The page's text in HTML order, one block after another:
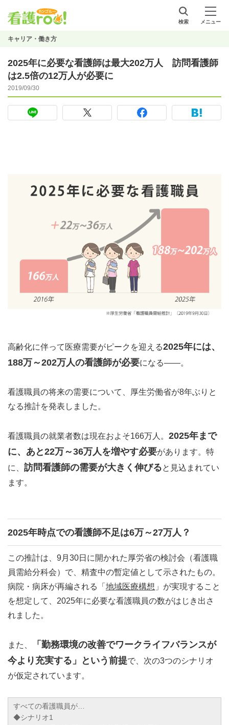
検索 メニュー
キャリア・働き方
2025年に必要な看護師は最大202万人 訪問看護師
は2.5倍の12万人が必要に
2019/09/30
高齢化に伴って医療需要がピークを迎える2025年には、
188万～202万人の看護師が必要になる――。
看護職員の将来の需要について、厚生労働省が8年ぶりと
なる推計を発表しました。
看護職員の就業者数は現在およそ166万人。 2025年まで
に、あと22万～36万人を増やす必要があります。特
に、 訪問看護師の需要が大きく伸びると見込まれてい
ます。
2025年時点での看護師不足は6万～27万人？
この推計は、9月30日に開かれた厚労省の検討会（看護職
員需給分科会）で、精査中の暫定値として示されたもの。
病院・病床が再編される「 地域医療構想 」が実現すること
を想定して、2025年に必要な看護職員の数がはじき出さ
れました。
また、
「勤務環境の改善でワークライフバランスが
今より充実する」という前提で、次の3つのシナリオ
が仮定されています。
すべての看護職員が…
◆シナリオ1